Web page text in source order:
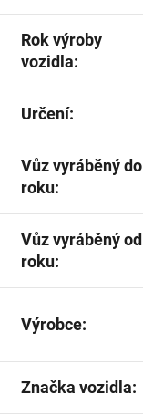
Rok výroby
vozidla:
Určení:
Vůz vyráběný do
roku:
Vůz vyráběný od
roku:
Výrobce:
Značka vozidla: